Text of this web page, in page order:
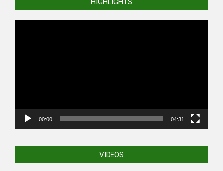
HIGHLIGHTS
00:00 04:31
VIDEOS